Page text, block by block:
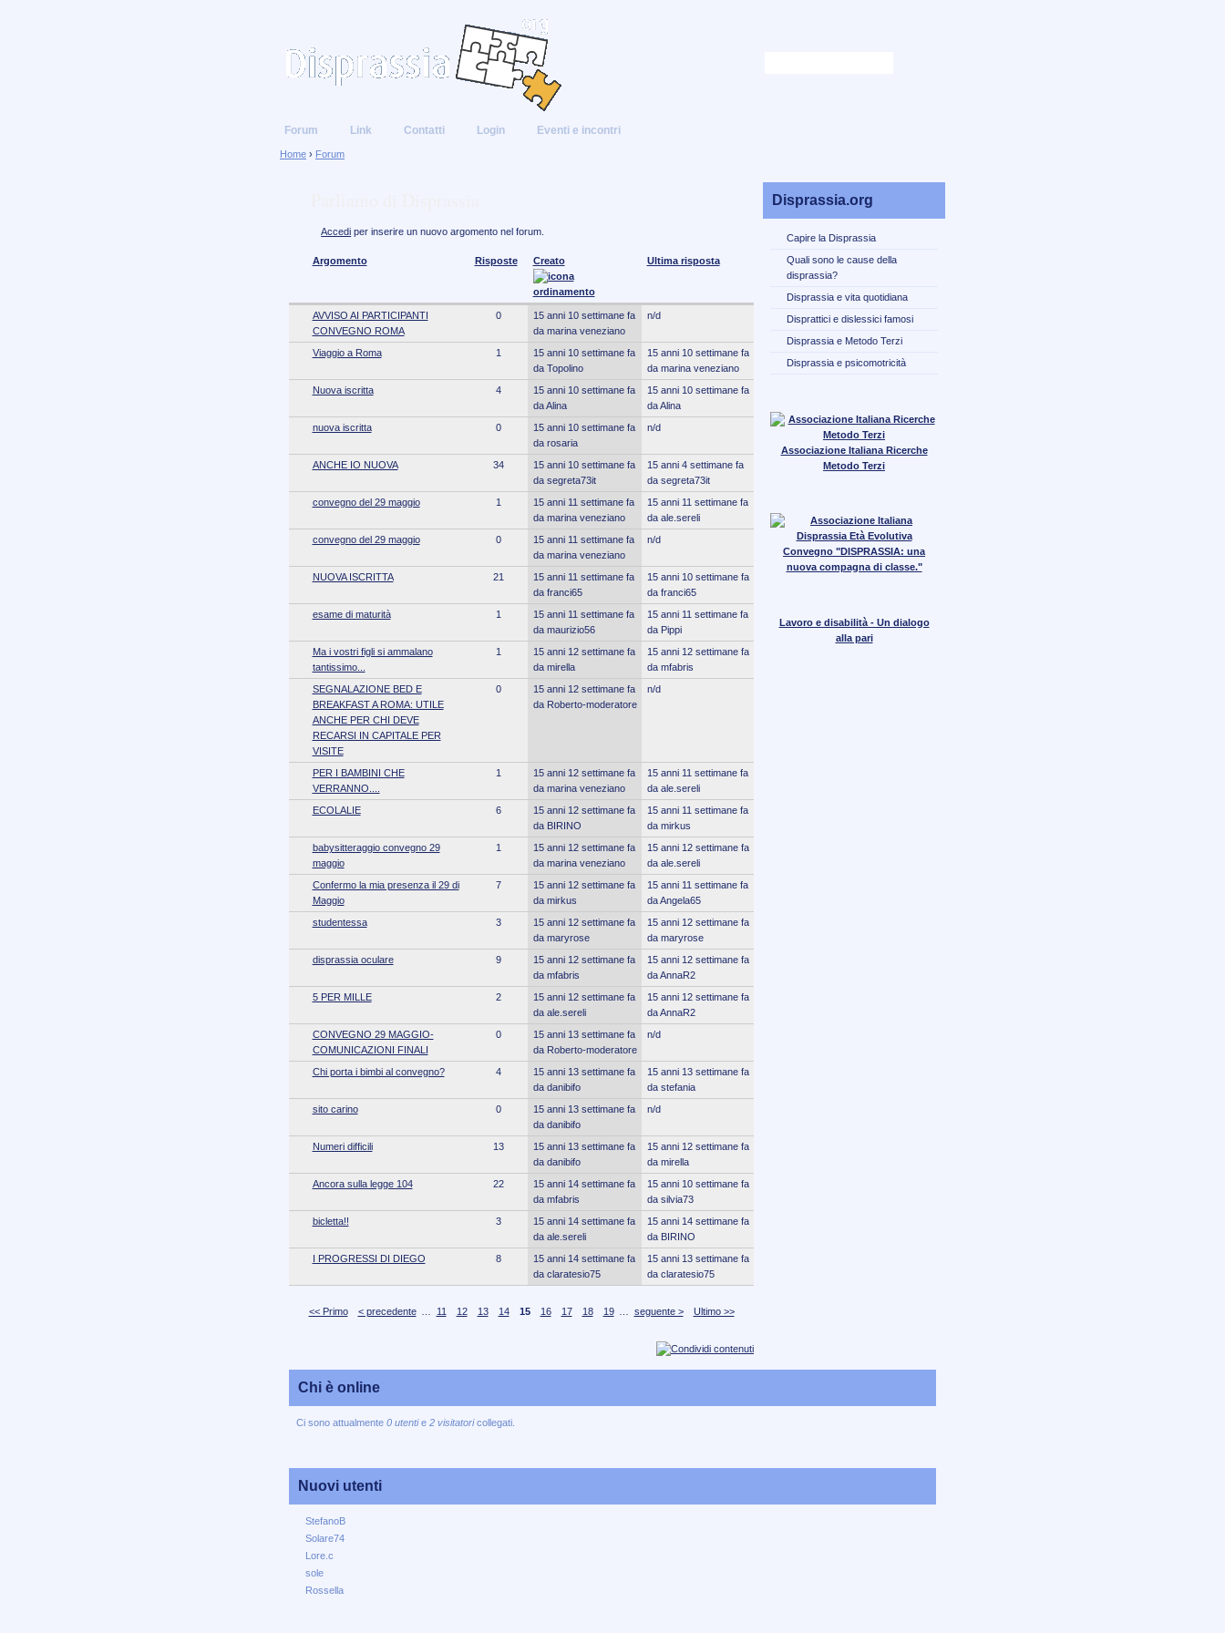
Forum Link Contatti Login Eventi e incontri
Home › Forum
Accedi per inserire un nuovo argomento nel forum.
Argomento Risposte Creato Ultima risposta
AVVISO AI PARTICIPANTI
CONVEGNO ROMA
0
15 anni 10 settimane fa
da marina veneziano
n/d
Viaggio a Roma 1
15 anni 10 settimane fa
da Topolino
15 anni 10 settimane fa
da marina veneziano
Nuova iscritta
4
15 anni 10 settimane fa
da Alina
15 anni 10 settimane fa
da Alina
nuova iscritta
0
15 anni 10 settimane fa
da rosaria
n/d
ANCHE IO NUOVA 34
15 anni 10 settimane fa
da segreta73it
15 anni 4 settimane fa
da segreta73it
convegno del 29 maggio
1
15 anni 11 settimane fa
da marina veneziano
15 anni 11 settimane fa
da ale.sereli
convegno del 29 maggio
0
15 anni 11 settimane fa
da marina veneziano
n/d
NUOVA ISCRITTA 21
15 anni 11 settimane fa
da franci65
15 anni 10 settimane fa
da franci65
esame di maturità
1
15 anni 11 settimane fa
da maurizio56
15 anni 11 settimane fa
da Pippi
Ma i vostri figli si ammalano
tantissimo...
1
15 anni 12 settimane fa
da mirella
15 anni 12 settimane fa
da mfabris
SEGNALAZIONE BED E
BREAKFAST A ROMA: UTILE
ANCHE PER CHI DEVE
RECARSI IN CAPITALE PER
VISITE
0
15 anni 12 settimane fa
da Roberto-moderatore
n/d
PER I BAMBINI CHE
VERRANNO....
1
15 anni 12 settimane fa
da marina veneziano
15 anni 11 settimane fa
da ale.sereli
ECOLALIE
6
15 anni 12 settimane fa
da BIRINO
15 anni 11 settimane fa
da mirkus
babysitteraggio convegno 29
maggio
1
15 anni 12 settimane fa
da marina veneziano
15 anni 12 settimane fa
da ale.sereli
Confermo la mia presenza il 29 di
Maggio
7
15 anni 12 settimane fa
da mirkus
15 anni 11 settimane fa
da Angela65
studentessa
3
15 anni 12 settimane fa
da maryrose
15 anni 12 settimane fa
da maryrose
disprassia oculare
9
15 anni 12 settimane fa
da mfabris
15 anni 12 settimane fa
da AnnaR2
5 PER MILLE
2
15 anni 12 settimane fa
da ale.sereli
15 anni 12 settimane fa
da AnnaR2
CONVEGNO 29 MAGGIO-
COMUNICAZIONI FINALI
0
15 anni 13 settimane fa
da Roberto-moderatore
n/d
Chi porta i bimbi al convegno? 4
15 anni 13 settimane fa
da danibifo
15 anni 13 settimane fa
da stefania
sito carino
0
15 anni 13 settimane fa
da danibifo
n/d
Numeri difficili 13
15 anni 13 settimane fa
da danibifo
15 anni 12 settimane fa
da mirella
Ancora sulla legge 104
22
15 anni 14 settimane fa
da mfabris
15 anni 10 settimane fa
da silvia73
bicletta!!
3
15 anni 14 settimane fa
da ale.sereli
15 anni 14 settimane fa
da BIRINO
I PROGRESSI DI DIEGO
8
15 anni 14 settimane fa
da claratesio75
15 anni 13 settimane fa
da claratesio75
<< Primo < precedente 11 12 13 14 15 16 17 18 19 seguente > Ultimo >>
Disprassia.org
Capire la Disprassia
Quali sono le cause della
disprassia?
Disprassia e vita quotidiana
Disprattici e dislessici famosi
Disprassia e Metodo Terzi
Disprassia e psicomotricità
Associazione Italiana Ricerche
Metodo Terzi
Convegno "DISPRASSIA: una
nuova compagna di classe."
Lavoro e disabilità - Un dialogo
alla pari
Chi è online
Ci sono attualmente 0 utentie 2 visitatoricollegati.
Nuovi utenti
StefanoB
Solare74
Lore.c
sole
Rossella